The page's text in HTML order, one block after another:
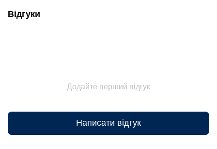
Відгуки
Додайте перший відгук
Написати відгук